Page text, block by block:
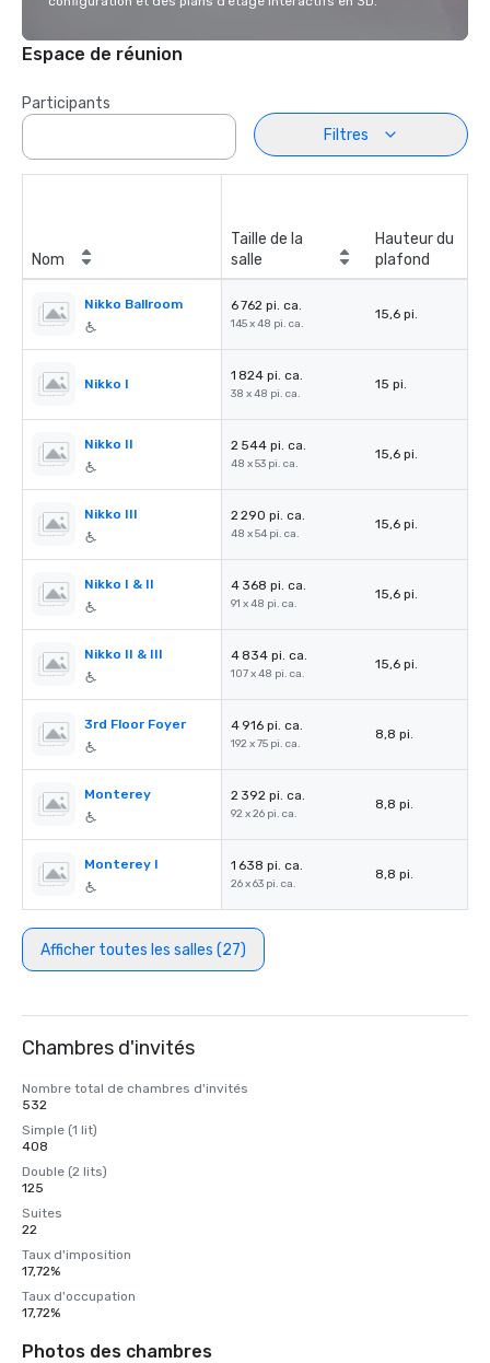
Espace de réunion
Participants
Filtres
Nom
Taille de la
salle
Hauteur du
plafond
Nikko Ballroom 6 762 pi. ca.
145 x 48 pi. ca.
15,6 pi.
Nikko I
1 824 pi. ca.
38 x 48 pi. ca.
15 pi.
Nikko II 2 544 pi. ca.
48 x 53 pi. ca.
15,6 pi.
Nikko III 2 290 pi. ca.
48 x 54 pi. ca.
15,6 pi.
Nikko I & II 4 368 pi. ca.
91 x 48 pi. ca.
15,6 pi.
Nikko II & III 4 834 pi. ca.
107 x 48 pi. ca.
15,6 pi.
3rd Floor Foyer 4 916 pi. ca.
192 x 75 pi. ca.
8,8 pi.
Monterey 2 392 pi. ca.
92 x 26 pi. ca.
8,8 pi.
Monterey I 1 638 pi. ca.
26 x 63 pi. ca.
8,8 pi.
Afficher toutes les salles (27)
Chambres d'invités
Nombre total de chambres d'invités
532
Simple (1 lit)
408
Double (2 lits)
125
Suites
22
Taux d'imposition
17,72%
Taux d'occupation
17,72%
Photos des chambres